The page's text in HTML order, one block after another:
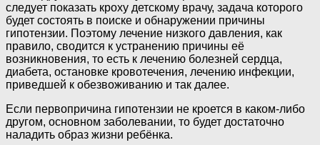
следует показать кроху детскому врачу, задача которого
будет состоять в поиске и обнаружении причины
гипотензии. Поэтому лечение низкого давления, как
правило, сводится к устранению причины её
возникновения, то есть к лечению болезней сердца,
диабета, остановке кровотечения, лечению инфекции,
приведшей к обезвоживанию и так далее.
Если первопричина гипотензии не кроется в каком-либо
другом, основном заболевании, то будет достаточно
наладить образ жизни ребёнка.